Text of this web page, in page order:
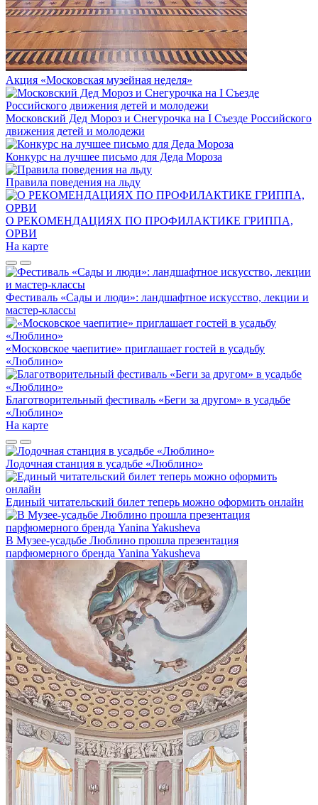
Акция «Московская музейная неделя»
Московский Дед Мороз и Снегурочка на I Съезде Российского
движения детей и молодежи
Конкурс на лучшее письмо для Деда Мороза
Правила поведения на льду
О РЕКОМЕНДАЦИЯХ ПО ПРОФИЛАКТИКЕ ГРИППА,
ОРВИ
На карте
Фестиваль «Сады и люди»: ландшафтное искусство, лекции и
мастер-классы
«Московское чаепитие» приглашает гостей в усадьбу
«Люблино»
Благотворительный фестиваль «Беги за другом» в усадьбе
«Люблино»
На карте
Лодочная станция в усадьбе «Люблино»
Единый читательский билет теперь можно оформить онлайн
В Музее-усадьбе Люблино прошла презентация
парфюмерного бренда Yanina Yakusheva